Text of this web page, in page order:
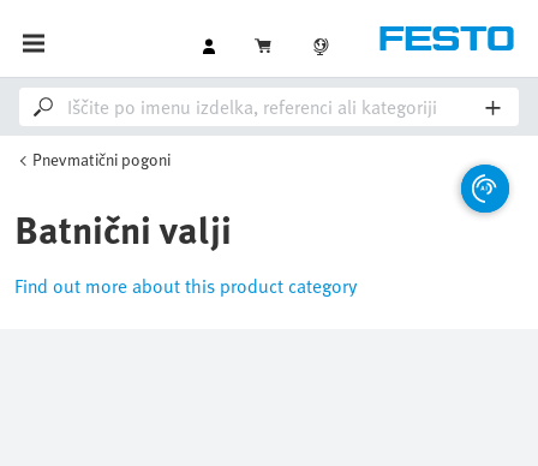
Pnevmatični pogoni
Batnični valji
Find out more about this product category